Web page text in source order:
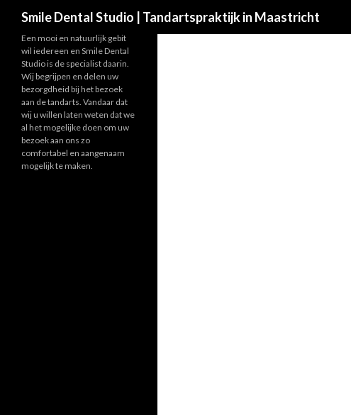
Smile Dental Studio | Tandartspraktijk in Maastricht
Een mooi en natuurlijk gebit
wil iedereen en Smile Dental
Studio is de specialist daarin.
Wij begrijpen en delen uw
bezorgdheid bij het bezoek
aan de tandarts. Vandaar dat
wij u willen laten weten dat we
al het mogelijke doen om uw
bezoek aan ons zo
comfortabel en aangenaam
mogelijk te maken.